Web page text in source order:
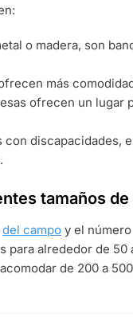
o madera, son
más
ofrecen un lugar
con discapacidades,
tamaños
del campo y el
para alrededor de 50
de 200 a